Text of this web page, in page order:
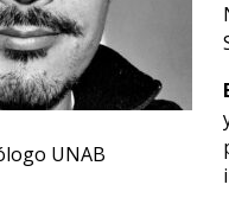
UNAB